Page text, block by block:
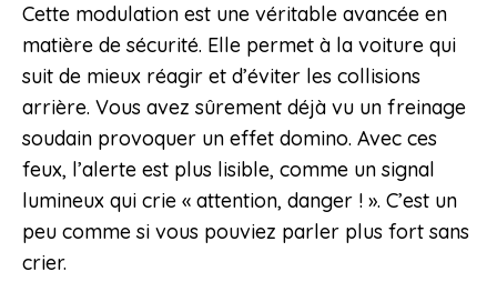
Cette modulation est une véritable avancée en
matière de sécurité. Elle permet à la voiture qui
suit de mieux réagir et d’éviter les collisions
arrière. Vous avez sûrement déjà vu un freinage
soudain provoquer un effet domino. Avec ces
feux, l’alerte est plus lisible, comme un signal
lumineux qui crie « attention, danger ! ». C’est un
peu comme si vous pouviez parler plus fort sans
crier.